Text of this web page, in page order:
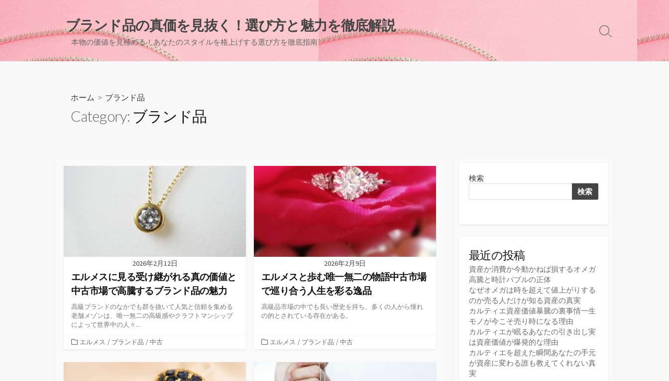
ン
ブランド品の真価を見抜く！選び方と魅力を徹底解説
本物の価値を見極める！あなたのスタイルを格上げする選び方を徹底指南
検
ホーム > ブランド品
Category: ブランド品
2026年2月12日
エルメスに見る受け継がれる真の価値と
中古市場で高騰するブランド品の魅力
高級ブランドのなかでも群を抜いて人気と信頼を集める
老舗メゾンは、唯一無二の高級感やクラフトマンシップ
によって世界中の人々...
カ
ゴ
エルメス / ブランド品 / 中古
2026年2月9日
エルメスと歩む唯一無二の物語中古市場
で巡り合う人生を彩る逸品
高級品市場の中でも長い歴史を持ち、多くの人から憧れ
の的とされている存在がある。
カエルメス / ブランド品 / 中古
検索
検索
最近の投稿
資産か消費か今動かねば損するオメガ
高騰と時計バブルの正体
なぜオメガは時を超えて値上がりする
のか売る人だけが知る資産の真実
カルティエ資産価値暴騰の裏事情一生
モノが今こそ売り時になる理由
カルティエが眠るあなたの引き出し実
は資産価値が爆発的な理由
カルティエを超えた瞬間あなたの手元
が資産に変わる誰も教えてくれない真
実